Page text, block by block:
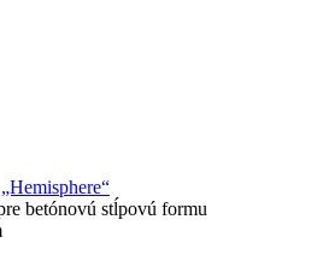
betónovú stĺpovú formu